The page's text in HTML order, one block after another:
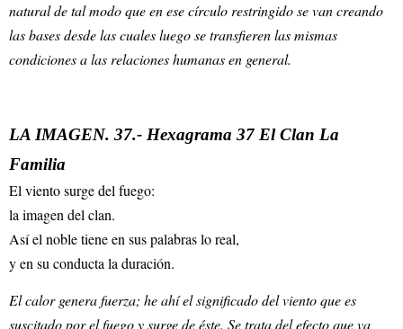
natural de tal modo que en ese círculo restringido se van creando
las bases desde las cuales luego se transfieren las mismas
condiciones a las relaciones humanas en general.
LA IMAGEN. 37.- Hexagrama 37 El Clan La
Familia
El viento surge del fuego:
la imagen del clan.
Así el noble tiene en sus palabras lo real,
y en su conducta la duración.
El calor genera fuerza; he ahí el significado del viento que es
suscitado por el fuego y surge de éste. Se trata del efecto que va